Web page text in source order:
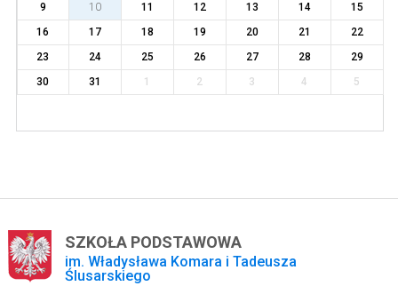
9
10 11 12 13 14
15
16
17 18 19 20 21
22
23
24 25 26 27 28
29
30
31 1 2 3 4 5
SZKOŁA PODSTAWOWA
im. Władysława Komara i Tadeusza
Ślusarskiego